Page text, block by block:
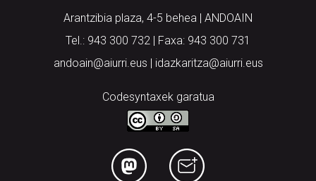
Arantzibia plaza, 4-5 behea | ANDOAIN
Tel.: 943 300 732 | Faxa: 943 300 731
andoain@aiurri.eus | idazkaritza@aiurri.eus
Codesyntaxek garatua